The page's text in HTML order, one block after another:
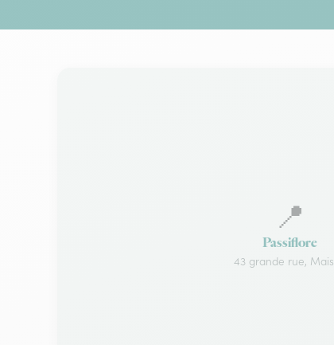
📍
Passiflore
43 grande rue,